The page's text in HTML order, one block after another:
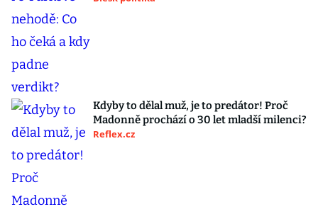
Kdyby to dělal muž, je to predátor! Proč
Madonně prochází o 30 let mladší milenci?
Reflex.cz